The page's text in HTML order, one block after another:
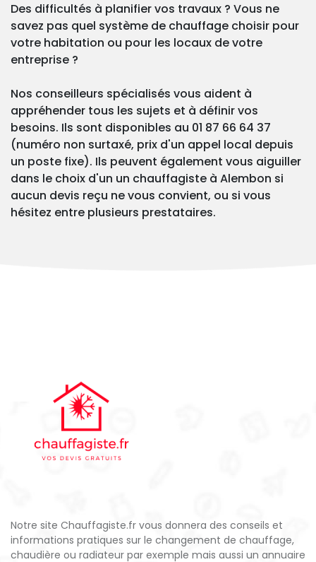
Des difficultés à planifier vos travaux ? Vous ne
savez pas quel système de chauffage choisir pour
votre habitation ou pour les locaux de votre
entreprise ?
Nos conseilleurs spécialisés vous aident à
appréhender tous les sujets et à définir vos
besoins. Ils sont disponibles au 01 87 66 64 37
(numéro non surtaxé, prix d'un appel local depuis
un poste fixe). Ils peuvent également vous aiguiller
dans le choix d'un un chauffagiste à Alembon si
aucun devis reçu ne vous convient, ou si vous
hésitez entre plusieurs prestataires.
Notre site Chauffagiste.fr vous donnera des conseils et
informations pratiques sur le changement de chauffage,
chaudière ou radiateur par exemple mais aussi un annuaire